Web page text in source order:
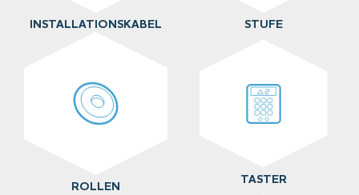
INSTALLATIONSKABEL STUFE
ROLLEN
TASTER